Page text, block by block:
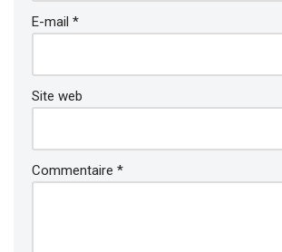
E-mail *
Site web
Commentaire *